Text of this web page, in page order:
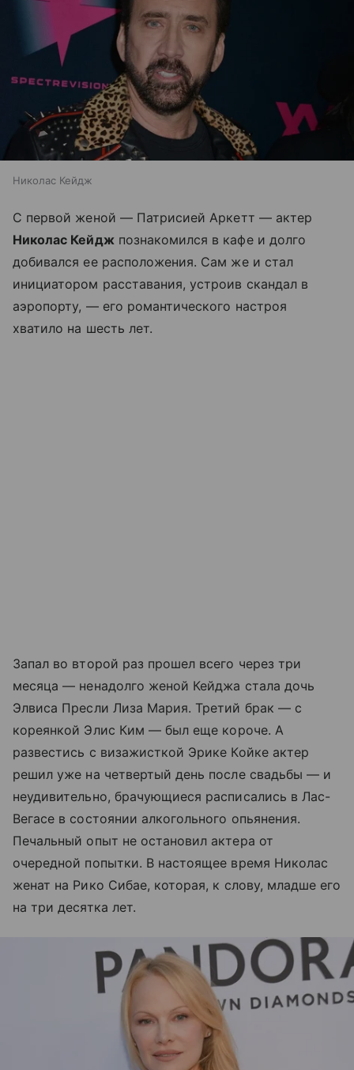
Николас Кейдж
С первой женой — Патрисией Аркетт —актер
Николас Кейджпознакомился в кафе и долго
добивался ее расположения. Сам же и стал
инициатором расставания, устроив скандал в
аэропорту, — его романтического настроя
хватило на шесть лет.
Запал во второй раз прошел всего через три
месяца — ненадолго женой Кейджа стала дочь
Элвиса Пресли Лиза Мария. Третий брак —с
кореянкой Элис Ким —был еще короче. А
развестись с визажисткой Эрике Койке актер
решил уже на четвертый день после свадьбы — и
неудивительно, брачующиеся расписались в Лас-
Вегасе в состоянии алкогольного опьянения.
Печальный опыт не остановил актера от
очередной попытки. В настоящее время Николас
женат на Рико Сибае, которая, к слову, младше его
на три десятка лет.